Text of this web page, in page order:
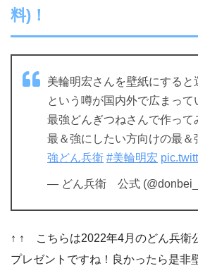
料)！
美輪明宏さんを壁紙にすると
という噂が国内外で広まって
最強どんぎつねさんで作って
最＆強にしたい方向けの最＆
強どん兵衛 #美輪明宏
— どん兵衛 公式
↑ ↑ こちらは2022年4月のどん兵衛
プレゼントですね！良かったら是非